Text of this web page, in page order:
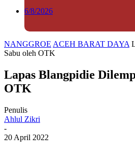
6/8/2026
NANGGROE ACEH BARAT DAYA
Sabu oleh OTK
Lapas Blangpidie
OTK
Penulis
Ahlul Zikri
-
20 April 2022